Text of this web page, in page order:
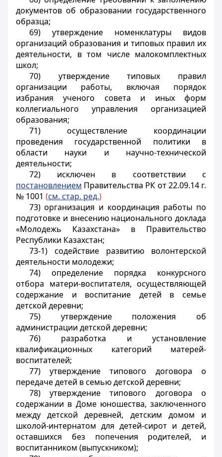
документов об образовании государственного
образца;
69) утверждение номенклатуры видов
организаций образования и типовых правил их
деятельности, в том числе малокомплектных
школ;
70) утверждение типовых правил
организации работы, включая порядок
избрания ученого совета и иных форм
коллегиального управления организацией
образования;
71) осуществление координации
проведения государственной политики в
области науки и научно-технической
деятельности;
72) исключен в соответствии с
постановлением Правительства РК от 22.09.14 г.
№ 1001 (см. стар. ред.)
73) организация и координация работы по
подготовке и внесению национального доклада
«Молодежь Казахстана» в Правительство
Республики Казахстан;
73-1) содействие развитию волонтерской
деятельности молодежи;
74) определение порядка конкурсного
отбора матери-воспитателя, осуществляющей
содержание и воспитание детей в семье
детской деревни;
75) утверждение положения об
администрации детской деревни;
76) разработка и установление
квалификационных категорий матерей-
воспитателей;
77) утверждение типового договора о
передаче детей в семью детской деревни;
78) утверждение типового договора о
содержании в Доме юношества, заключенного
между детской деревней, детским домом и
школой-интернатом для детей-сирот и детей,
оставшихся без попечения родителей, и
воспитанником (выпускником);